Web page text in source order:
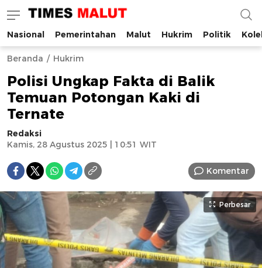
Times Malut
Berita Maluku Utara Terbaru
Nasional Pemerintahan Malut Hukrim Politik
Beranda Hukrim
Polisi Ungkap Fakta di Balik
Temuan Potongan Kaki di
Ternate
Redaksi
Kamis, 28 Agustus 2025 | 10:51 WIT
Komentar
Perbesar